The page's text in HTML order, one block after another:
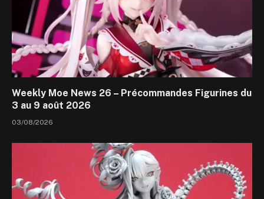
Weekly Moe News 26 – Précommandes Figurines du
3 au 9 août 2026
03/08/2026